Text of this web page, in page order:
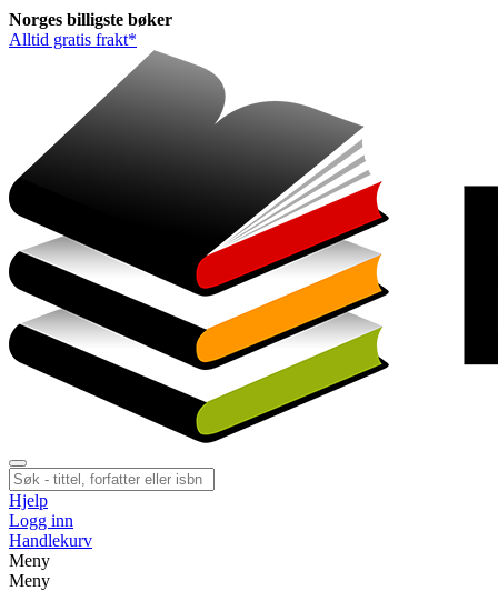
Norges billigste bøker
Alltid gratis frakt*
Hjelp
Logg inn
Handlekurv
Meny
Meny